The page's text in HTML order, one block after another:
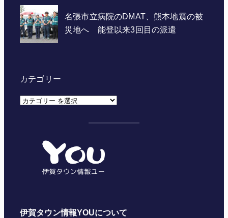
カテゴリー
カ
伊賀タウン情報YOUについて